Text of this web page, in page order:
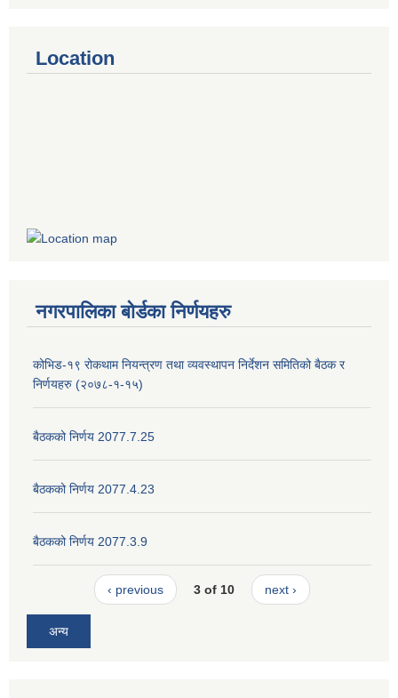
Location
नगरपालिका बोर्डका निर्णयहरु
कोभिड-१९ रोकथाम नियन्त्रण तथा व्यवस्थापन निर्देशन समितिको बैठक र
निर्णयहरु (२०७८-१-१५)
बैठकको निर्णय 2077.7.25
बैठकको निर्णय 2077.4.23
बैठकको निर्णय 2077.3.9
‹ previous 3 of 10 next ›
अन्य